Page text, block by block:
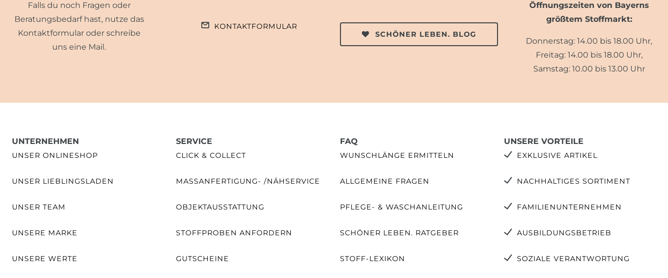
Falls du noch Fragen oder
Beratungsbedarf hast, nutze das
Kontaktformular oder schreibe
uns eine Mail.
KONTAKTFORMULAR
SCHÖNER LEBEN. BLOG
Öffnungszeiten von Bayerns
größtem Stoffmarkt:
Donnerstag: 14.00 bis 18.00 Uhr,
Freitag: 14.00 bis 18.00 Uhr,
Samstag: 10.00 bis 13.00 Uhr
UNTERNEHMEN
UNSER ONLINESHOP
UNSER LIEBLINGSLADEN
UNSER TEAM
UNSERE MARKE
UNSERE WERTE
SERVICE
CLICK & COLLECT
MASSANFERTIGUNG- /NÄHSERVICE
OBJEKTAUSSTATTUNG
STOFFPROBEN ANFORDERN
GUTSCHEINE
FAQ
WUNSCHLÄNGE ERMITTELN
ALLGEMEINE FRAGEN
PFLEGE- & WASCHANLEITUNG
SCHÖNER LEBEN. RATGEBER
STOFF-LEXIKON
UNSERE VORTEILE
EXKLUSIVE ARTIKEL
NACHHALTIGES SORTIMENT
FAMILIENUNTERNEHMEN
AUSBILDUNGSBETRIEB
SOZIALE VERANTWORTUNG